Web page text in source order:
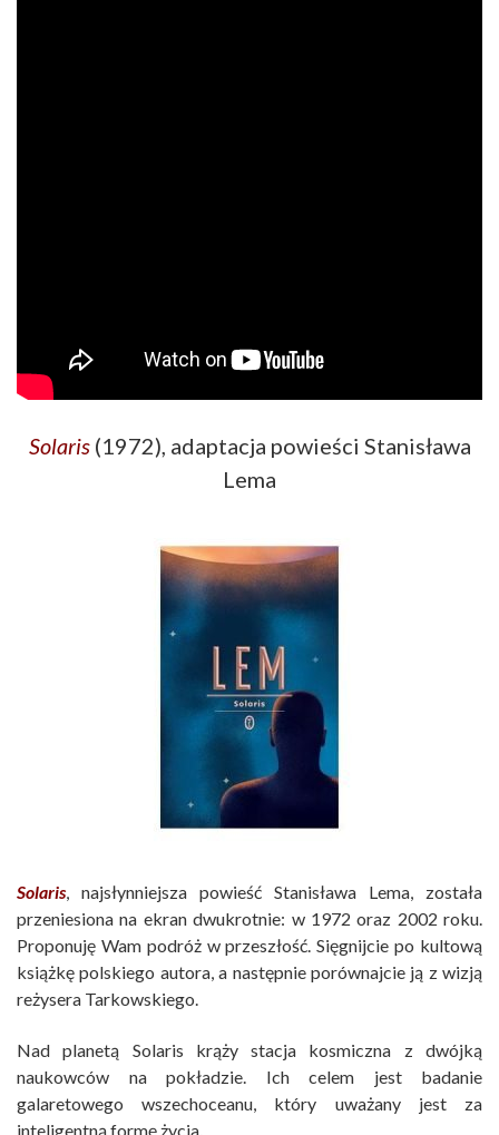
Solaris(1972), adaptacja powieści Stanisława
Lema
Solaris, najsłynniejsza powieść Stanisława Lema, została
przeniesiona na ekran dwukrotnie: w 1972 oraz 2002 roku.
Proponuję Wam podróż w przeszłość. Sięgnijcie po kultową
książkę polskiego autora, a następnie porównajcie ją z wizją
reżysera Tarkowskiego.
Nad planetą Solaris krąży stacja kosmiczna z dwójką
naukowców na pokładzie. Ich celem jest badanie
galaretowego wszechoceanu, który uważany jest za
inteligentną formę życia.